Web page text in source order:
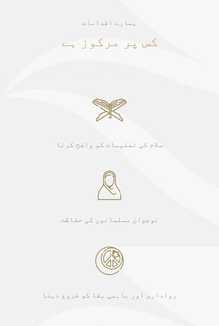
ہمارے اقدامات
کس پر مرکوز ہے
سلام کی تعلیمات کو واضح کرنا
نوجوان مسلمانوں کی حفاظت
رواداری اور باہمی بقا کو فروغ دینا